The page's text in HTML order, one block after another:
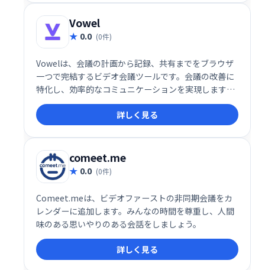
Vowel
0.0 (0件)
Vowelは、会議の計画から記録、共有までをブラウザ
一つで完結するビデオ会議ツールです。会議の改善に
特化し、効率的なコミュニケーションを実現します。
スムーズな進行と情報共有で、生産性の向上に貢献し
ます。
詳しく見る
comeet.me
0.0 (0件)
Comeet.meは、ビデオファーストの非同期会議をカ
レンダーに追加します。みんなの時間を尊重し、人間
味のある思いやりのある会話をしましょう。
詳しく見る